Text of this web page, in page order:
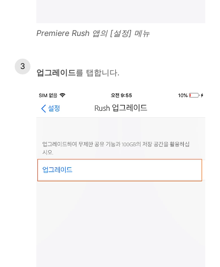
Premiere Rush 앱의 [설정] 메뉴
업그레이드를 탭합니다.